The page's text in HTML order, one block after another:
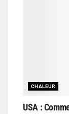
CHALEUR
USA :